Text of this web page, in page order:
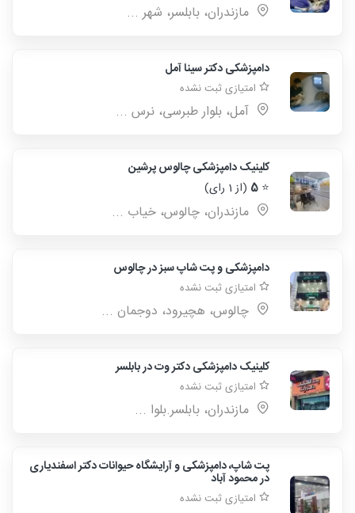
مازندران، بابلسر، شهر ...
دامپزشکی دکتر سینا آمل
امتیازی ثبت نشده
آمل، بلوار طبرسی، نرس ...
کلینیک دامپزشکی چالوس پرشین
⭐
5 (از 1 رای)
مازندران، چالوس، خیاب ...
دامپزشکی و پت شاپ سبز در چالوس
امتیازی ثبت نشده
چالوس، هچیرود، دوجمان ...
کلینیک دامپزشکی دکتر وت در بابلسر
امتیازی ثبت نشده
مازندران، بابلسر.بلوا ...
پت شاپ، دامپزشکی و آرایشگاه حیوانات دکتر اسفندیاری
در محمود آباد
امتیازی ثبت نشده